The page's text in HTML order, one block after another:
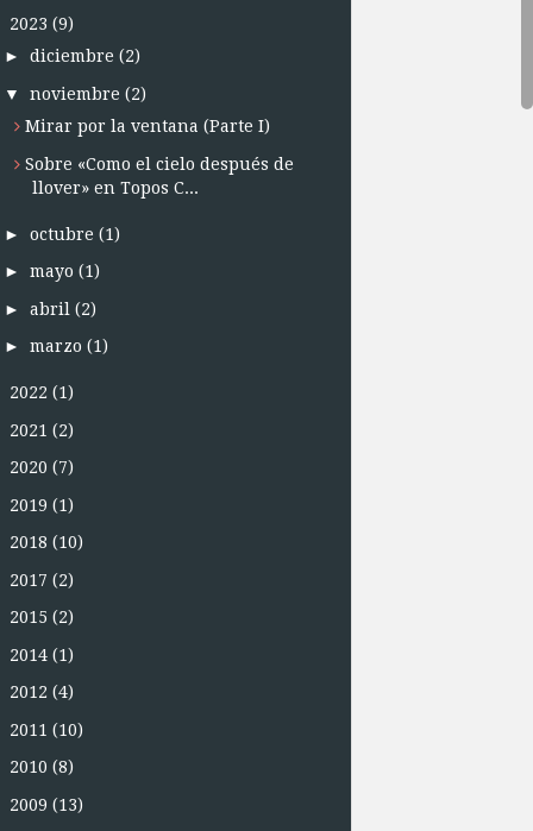
2023 (9)
► diciembre (2)
▼
noviembre (2)
Mirar por la ventana (Parte I)
Sobre «Como el cielo después de
llover» en Topos C...
► octubre (1)
► mayo (1)
► abril (2)
► marzo (1)
2022 (1)
2021 (2)
2020 (7)
2019 (1)
2018 (10)
2017 (2)
2015 (2)
2014 (1)
2012 (4)
2011 (10)
2010 (8)
2009 (13)